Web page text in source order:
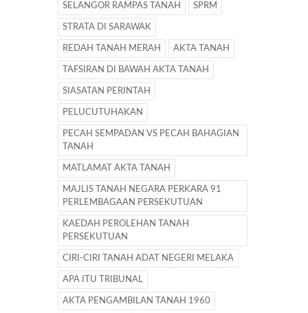
SELANGOR RAMPAS TANAH SPRM
STRATA DI SARAWAK
REDAH TANAH MERAH AKTA TANAH
TAFSIRAN DI BAWAH AKTA TANAH
SIASATAN PERINTAH
PELUCUTUHAKAN
PECAH SEMPADAN VS PECAH BAHAGIAN
TANAH
MATLAMAT AKTA TANAH
MAJLIS TANAH NEGARA PERKARA 91
PERLEMBAGAAN PERSEKUTUAN
KAEDAH PEROLEHAN TANAH
PERSEKUTUAN
CIRI-CIRI TANAH ADAT NEGERI MELAKA
APA ITU TRIBUNAL
AKTA PENGAMBILAN TANAH 1960